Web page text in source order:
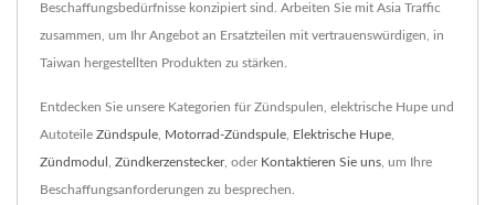
Beschaffungsbedürfnisse konzipiert sind. Arbeiten Sie mit Asia Traffic
zusammen, um Ihr Angebot an Ersatzteilen mit vertrauenswürdigen, in
Taiwan hergestellten Produkten zu stärken.
Entdecken Sie unsere Kategorien für Zündspulen, elektrische Hupe und
Autoteile Zündspule Motorrad-Zündspule Elektrische Hupe
Zündmodul Zündkerzenstecker, oder Kontaktieren Sie uns , um Ihre
Beschaffungsanforderungen zu besprechen.